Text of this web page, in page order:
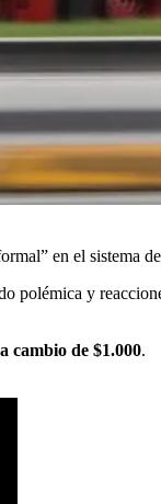
en el sistema
polémica y
cambio de $1.000.